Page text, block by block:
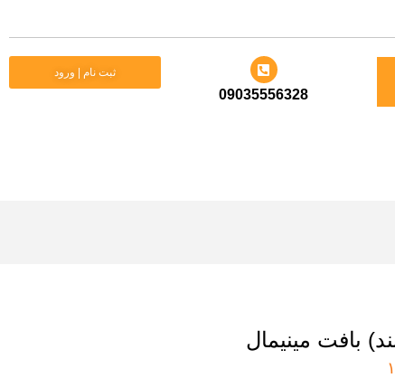
09035556328
ثبت نام | ورود
بافت مینیمال